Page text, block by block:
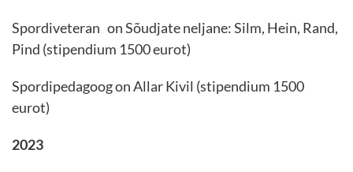
Spordiveteran on Sõudjate neljane: Silm, Hein, Rand,
Pind (stipendium 1500 eurot)
Spordipedagoog on Allar Kivil (stipendium 1500
eurot)
2023